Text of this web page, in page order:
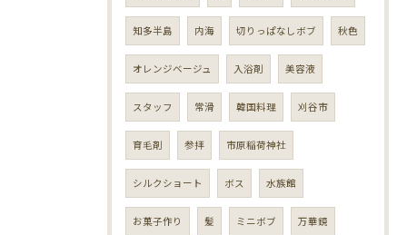
知多半島 内海 切りっぱなしボブ 秋色
オレンジベージュ 入浴剤 美容液
スタッフ 常滑 韓国料理 刈谷市
育毛剤 参拝 市原稲荷神社
シルクショート ボス 水族館
お菓子作り 髪 ミニボブ 万華鏡